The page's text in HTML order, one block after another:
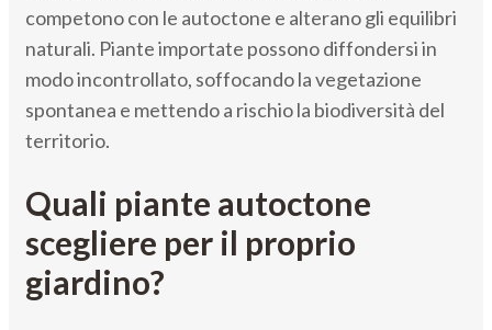
competono con le autoctone e alterano gli equilibri
naturali. Piante importate possono diffondersi in
modo incontrollato, soffocando la vegetazione
spontanea e mettendo a rischio la biodiversità del
territorio.
Quali piante autoctone
scegliere per il proprio
giardino?